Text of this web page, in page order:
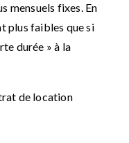
mensuels fixes. En
plus faibles que si
durée » à la
de location